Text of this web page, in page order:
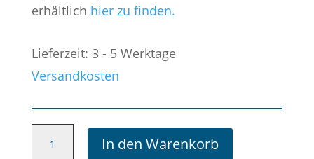
erhältlich hier zu finden.
Lieferzeit: 3 - 5 Werktage
Versandkosten
Raumspray
In den Warenkorb